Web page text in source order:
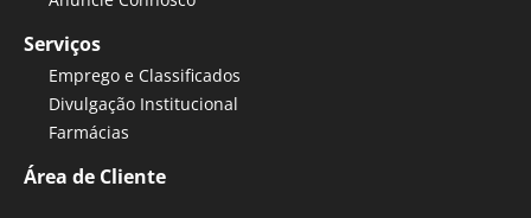
Serviços
Emprego e Classificados
Divulgação Institucional
Farmácias
Área de Cliente